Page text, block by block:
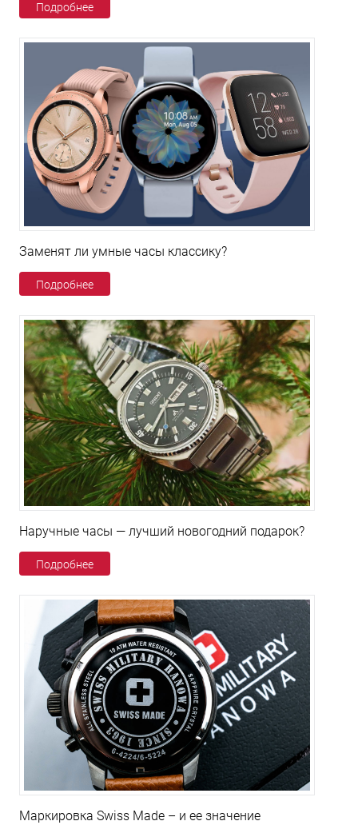
Подробнее
Заменят ли умные часы классику?
Подробнее
Наручные часы — лучший новогодний подарок?
Подробнее
Маркировка Swiss Made – и ее значение